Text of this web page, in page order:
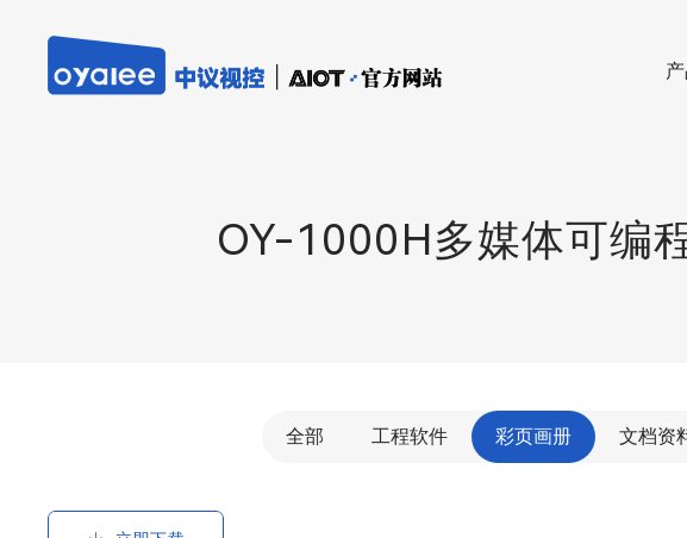
OY-1000H多媒体可编
全部 工程软件 彩页画册 文档资